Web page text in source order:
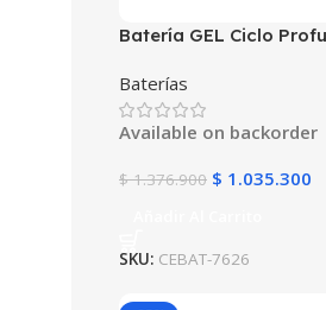
Batería GEL Ciclo
| Deep Cycle VRLA |
Baterías
Available on backorder
$1.376.900 $ 1.035.300
SKU: CEBAT-7626